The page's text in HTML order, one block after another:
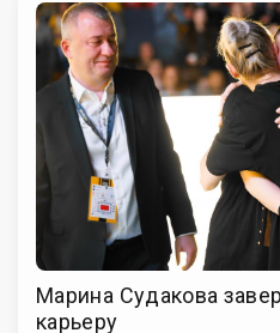
Марина Судакова
карьеру